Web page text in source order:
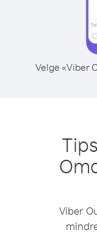
Velge «Viber
Viber